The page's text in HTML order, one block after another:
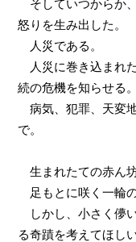
そしていつからか
怒りを生み出した。
人災である。
人災に巻き込まれ
続の危機を知らせる。
病気、犯罪、天変
で。
生まれたての赤ん
足もとに咲く一輪
しかし、小さく儚
る奇蹟を考えてほしい